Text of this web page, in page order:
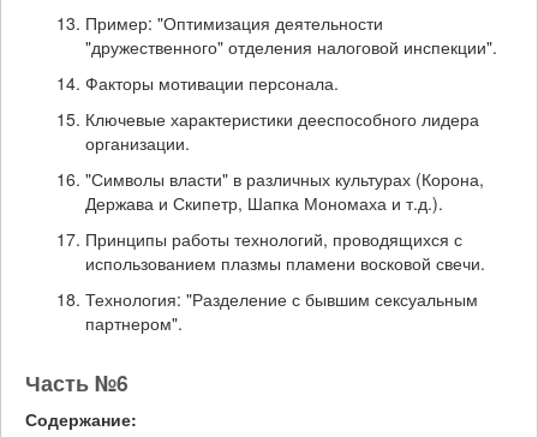
Пример: "Оптимизация деятельности
"дружественного" отделения налоговой инспекции".
Факторы мотивации персонала.
Ключевые характеристики дееспособного лидера
организации.
"Символы власти" в различных культурах (Корона,
Держава и Скипетр, Шапка Мономаха и т.д.).
Принципы работы технологий, проводящихся с
использованием плазмы пламени восковой свечи.
Технология: "Разделение с бывшим сексуальным
партнером".
Часть №6
Содержание: